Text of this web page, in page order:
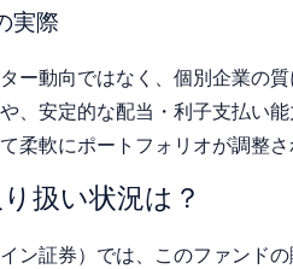
実際
ー動向ではなく、個別企業の
、安定的な配当・利子支払い
柔軟にポートフォリオが調整
扱い状況は？
ン証券）では、このファンド